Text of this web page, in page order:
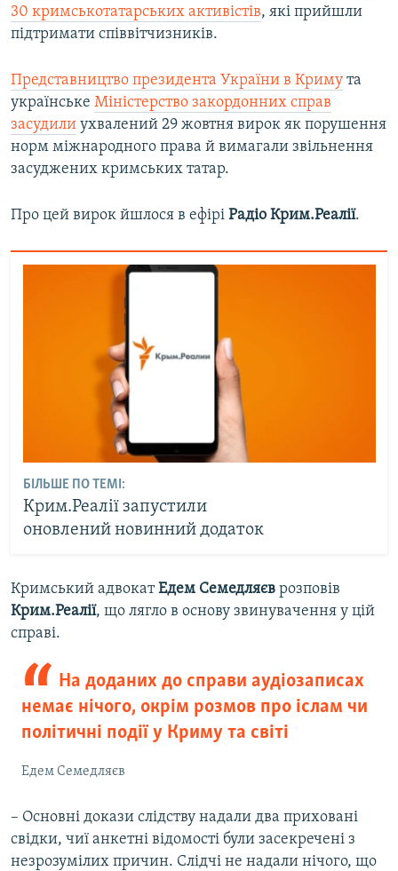
30 кримськотатарських активістів, які прийшли
підтримати співвітчизників.
Представництво президента України в Криму та
українське Міністерство закордонних справ
засудили ухвалений 29 жовтня вирок як порушення
норм міжнародного права й вимагали звільнення
засуджених кримських татар.
Про цей вирок йшлося в ефірі Радіо Крим.Реалії.
БІЛЬШЕ ПО ТЕМІ:
Крим.Реалії запустили
оновлений новинний додаток
Кримський адвокатЕдем Семедляєв розповів
Крим.Реалії, що лягло в основу звинувачення у цій
справі.
На доданих до справи аудіозаписах
немає нічого, окрім розмов про іслам чи
політичні події у Криму та світі
Едем Семедляєв
– Основні докази слідству надали два приховані
свідки, чиї анкетні відомості були засекречені з
незрозумілих причин. Слідчі не надали нічого, що